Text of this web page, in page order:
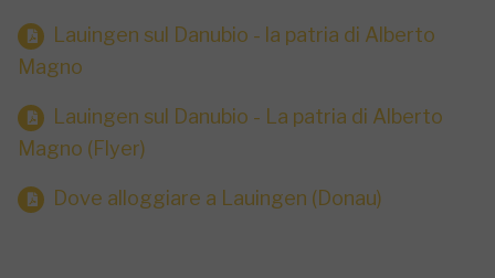
Lauingen sul Danubio - la patria di Alberto
Magno
Lauingen sul Danubio - La patria di Alberto
Magno (Flyer)
Dove alloggiare a Lauingen (Donau)